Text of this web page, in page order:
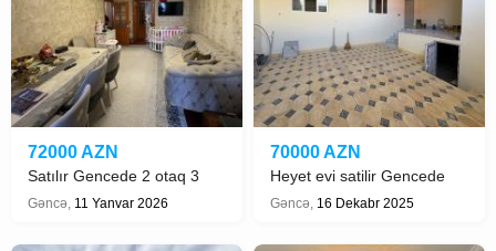
72000 AZN
Satılır Gencede 2 otaq 3
olub
Gəncə, 11 Yanvar 2026
70000 AZN
Heyet evi satilir Gencede
Gəncə, 16 Dekabr 2025